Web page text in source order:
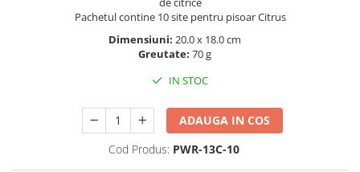
Pachetul contine 10 site pentru pisoar Citrus
Dimensiuni: 20.0 x 18.0 cm
Greutate: 70 g
IN STOC
ADAUGA IN COS
Cod Produs: PWR-13C-10